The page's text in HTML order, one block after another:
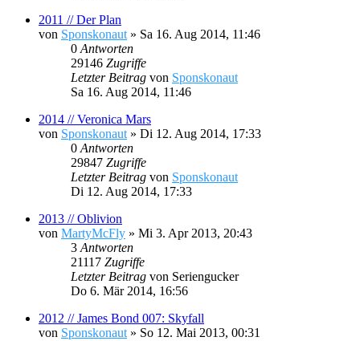
2011 // Der Plan
von Sponskonaut » Sa 16. Aug 2014, 11:46
0 Antworten
29146 Zugriffe
Letzter Beitrag von Sponskonaut
Sa 16. Aug 2014, 11:46
2014 // Veronica Mars
von Sponskonaut » Di 12. Aug 2014, 17:33
0 Antworten
29847 Zugriffe
Letzter Beitrag von Sponskonaut
Di 12. Aug 2014, 17:33
2013 // Oblivion
von MartyMcFly » Mi 3. Apr 2013, 20:43
3 Antworten
21117 Zugriffe
Letzter Beitrag von Seriengucker
Do 6. Mär 2014, 16:56
2012 // James Bond 007: Skyfall
von Sponskonaut » So 12. Mai 2013, 00:31